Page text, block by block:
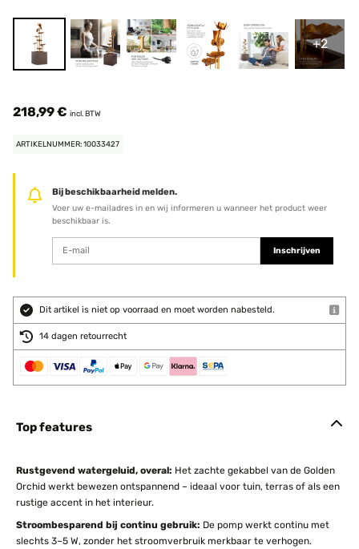
+2
218,99 € incl. BTW
ARTIKELNUMMER: 10033427
Bij beschikbaarheid melden.
Voer uw e-mailadres in en wij informeren u wanneer het product weer
beschikbaar is.
Inschrijven
Dit artikel is niet op voorraad en moet worden nabesteld.
14 dagen retourrecht
Top features
Rustgevend watergeluid, overal: Het zachte gekabbel van de Golden
Orchid werkt bewezen ontspannend – ideaal voor tuin, terras of als een
rustige accent in het interieur.
Stroombesparend bij continu gebruik: De pomp werkt continu met
slechts 3–5 W, zonder het stroomverbruik merkbaar te verhogen.